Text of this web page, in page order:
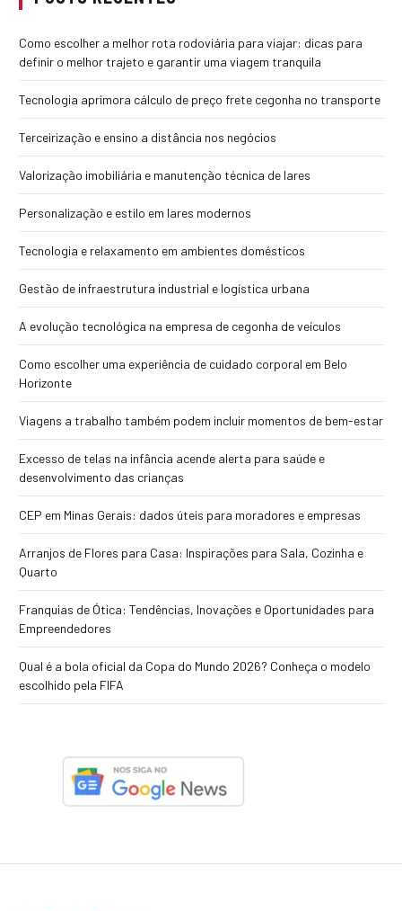
Como escolher a melhor rota rodoviária para viajar: dicas para
definir o melhor trajeto e garantir uma viagem tranquila
Tecnologia aprimora cálculo de preço frete cegonha no transporte
Terceirização e ensino a distância nos negócios
Valorização imobiliária e manutenção técnica de lares
Personalização e estilo em lares modernos
Tecnologia e relaxamento em ambientes domésticos
Gestão de infraestrutura industrial e logística urbana
A evolução tecnológica na empresa de cegonha de veículos
Como escolher uma experiência de cuidado corporal em Belo
Horizonte
Viagens a trabalho também podem incluir momentos de bem-estar
Excesso de telas na infância acende alerta para saúde e
desenvolvimento das crianças
CEP em Minas Gerais: dados úteis para moradores e empresas
Arranjos de Flores para Casa: Inspirações para Sala, Cozinha e
Quarto
Franquias de Ótica: Tendências, Inovações e Oportunidades para
Empreendedores
Qual é a bola oficial da Copa do Mundo 2026? Conheça o modelo
escolhido pela FIFA